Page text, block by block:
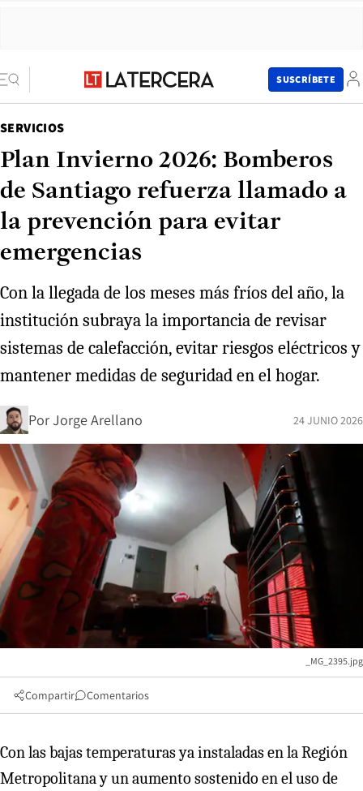
SUSCRÍBETE
SERVICIOS
Plan Invierno 2026: Bomberos
de Santiago refuerza llamado a
la prevención para evitar
emergencias
Con la llegada de los meses más fríos del año, la
institución subraya la importancia de revisar
sistemas de calefacción, evitar riesgos eléctricos y
mantener medidas de seguridad en el hogar.
PorJorge Arellano 24 JUNIO 2026
_MG_2395.jpg
Compartir Comentarios
Con las bajas temperaturas ya instaladas en la Región
Metropolitana y un aumento sostenido en el uso de